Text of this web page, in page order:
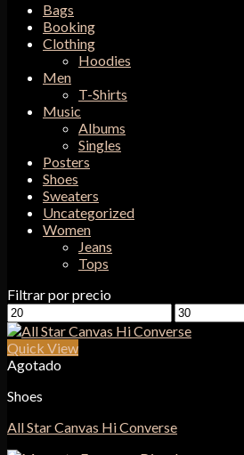
Bags
Booking
Clothing
Hoodies
Men
T-Shirts
Music
Albums
Singles
Posters
Shoes
Sweaters
Uncategorized
Women
Jeans
Tops
Filtrar por precio
Precio
mínimo
Precio
máximo
Quick View
Agotado
Shoes
All Star Canvas Hi Converse